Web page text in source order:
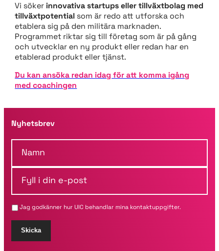
Vi söker innovativa startups eller tillväxtbolag med
tillväxtpotential som är redo att utforska och
etablera sig på den militära marknaden.
Programmet riktar sig till företag som är på gång
och utvecklar en ny produkt eller redan har en
etablerad produkt eller tjänst.
Du kan ansöka redan idag för att komma igång
med coachingen
Nyhetsbrev
N
F
i
d
n
Jag godkänner hur UIC behandlar mina kontaktuppgifter.
Skicka